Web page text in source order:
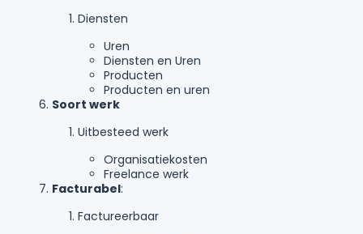
Diensten
Uren
Diensten en Uren
Producten
Producten en uren
Soort werk
Uitbesteed werk
Organisatiekosten
Freelance werk
Facturabel:
Factureerbaar